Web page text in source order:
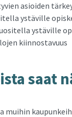
asioiden
ystäville
ystäville
kiinnostavuus
saat
muihin